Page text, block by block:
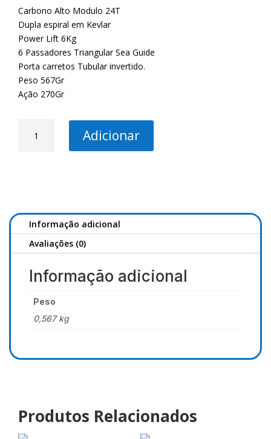
Carbono Alto Modulo 24T
Dupla espiral em Kevlar
Power Lift 6Kg
6 Passadores Triangular Sea Guide
Porta carretos Tubular invertido.
Peso 567Gr
Ação 270Gr
4.50
Adicionar
Informação adicional
Avaliações (0)
Informação adicional
Peso
0,567 kg
Produtos Relacionados